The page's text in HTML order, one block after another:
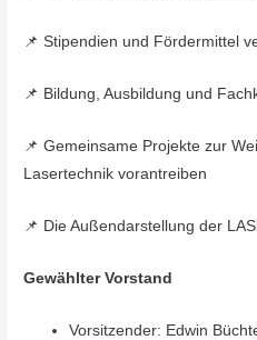
📌 Stipendien und Fördermittel
📌 Bildung, Ausbildung und
📌 Gemeinsame Projekte zur
Lasertechnik vorantreiben
📌 Die Außendarstellung der
Gewählter Vorstand
Vorsitzender: Edwin